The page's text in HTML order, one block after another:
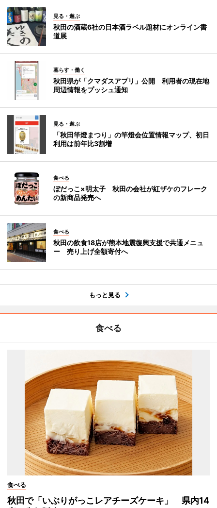
見る・遊ぶ
秋田の酒蔵6社の日本酒ラベル題材にオンライン書
道展
暮らす・働く
秋田県が「クマダスアプリ」公開 利用者の現在地
周辺情報をプッシュ通知
見る・遊ぶ
「秋田竿燈まつり」の竿燈会位置情報マップ、初日
利用は前年比3割増
食べる
ぼだっこ×明太子 秋田の会社が紅ザケのフレーク
の新商品発売へ
食べる
秋田の飲食18店が熊本地震復興支援で共通メニュ
ー 売り上げ全額寄付へ
もっと見る
食べる
食べる
秋田で「いぶりがっこレアチーズケーキ」 県内14